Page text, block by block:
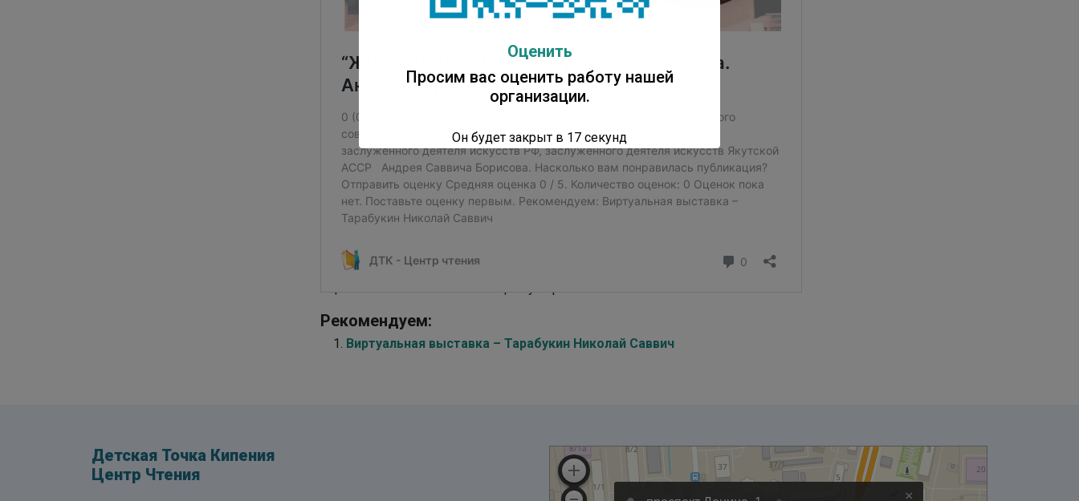
Насколько вам понравилась публикация?
Рекомендуем:
Виртуальная выставка – Тарабукин Николай Саввич
Детская Точка Кипения
Центр Чтения
Оценить
Просим вас оценить работу нашей
организации.
Он будет закрыт в 16 секунд